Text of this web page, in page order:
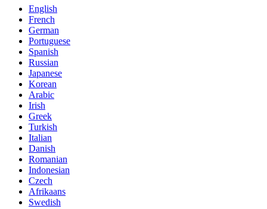
English
French
German
Portuguese
Spanish
Russian
Japanese
Korean
Arabic
Irish
Greek
Turkish
Italian
Danish
Romanian
Indonesian
Czech
Afrikaans
Swedish